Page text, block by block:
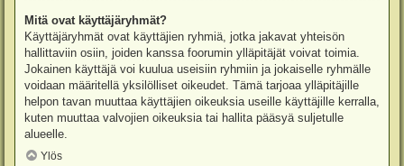
Mitä ovat käyttäjäryhmät?
Käyttäjäryhmät ovat käyttäjien ryhmiä, jotka jakavat yhteisön
hallittaviin osiin, joiden kanssa foorumin ylläpitäjät voivat toimia.
Jokainen käyttäjä voi kuulua useisiin ryhmiin ja jokaiselle ryhmälle
voidaan määritellä yksilölliset oikeudet. Tämä tarjoaa ylläpitäjille
helpon tavan muuttaa käyttäjien oikeuksia useille käyttäjille kerralla,
kuten muuttaa valvojien oikeuksia tai hallita pääsyä suljetulle
alueelle.
Ylös